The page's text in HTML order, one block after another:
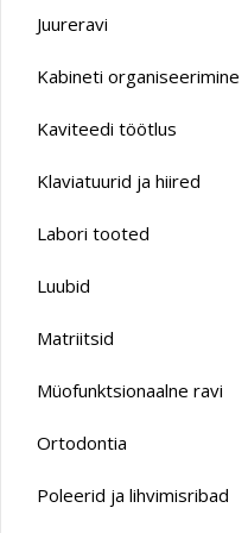
Juureravi
Kabineti organiseerimine
Kaviteedi töötlus
Klaviatuurid ja hiired
Labori tooted
Luubid
Matriitsid
Müofunktsionaalne ravi
Ortodontia
Poleerid ja lihvimisribad